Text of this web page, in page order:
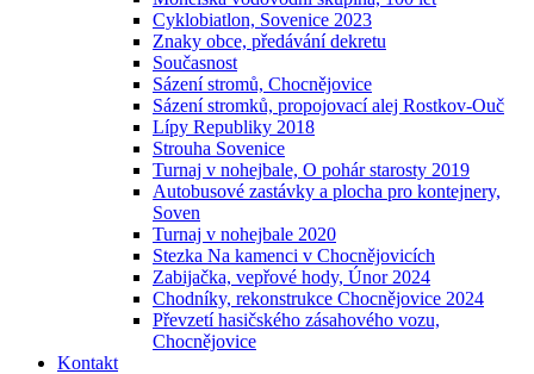
Cyklobiatlon, Sovenice 2023
Znaky obce, předávání dekretu
Současnost
Sázení stromů, Chocnějovice
Sázení stromků, propojovací alej Rostkov-Ouč
Lípy Republiky 2018
Strouha Sovenice
Turnaj v nohejbale, O pohár starosty 2019
Autobusové zastávky a plocha pro kontejnery,
Soven
Turnaj v nohejbale 2020
Stezka Na kamenci v Chocnějovicích
Zabijačka, vepřové hody, Únor 2024
Chodníky, rekonstrukce Chocnějovice 2024
Převzetí hasičského zásahového vozu,
Chocnějovice
Kontakt